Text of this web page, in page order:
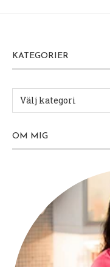
KATEGORIER
OM MIG